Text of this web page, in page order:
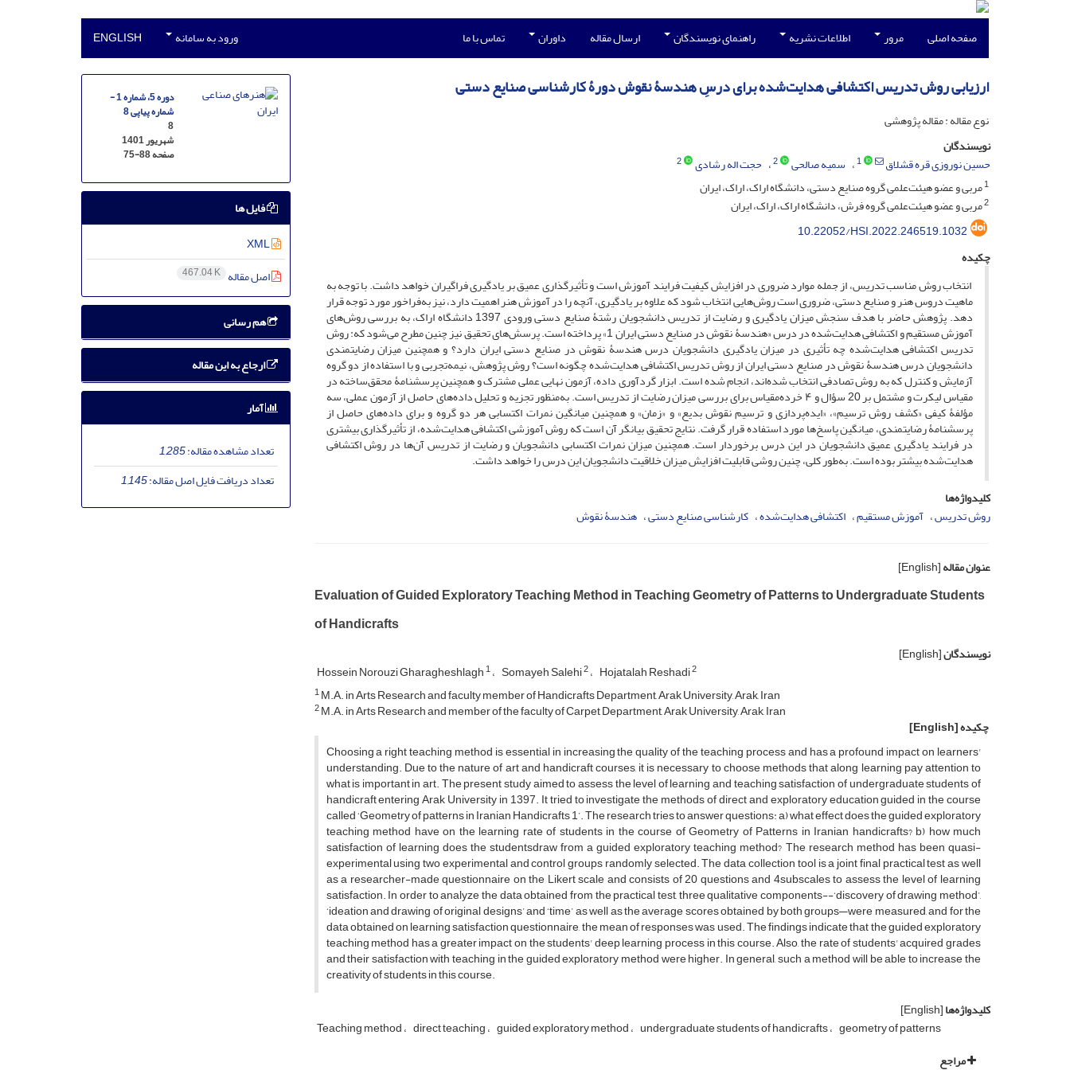
صفحه اصلی مرور اطلاعات نشریه راهنمای نویسندگان ارسال مقاله داوران تماس با ما ورود به سامانه ENGLISH
ارزیابی روش تدریس اکتشافی هدایت‌شده برای درسِ هندسۀ نقوش دورۀ کارشناسی صنایع دستی
نوع مقاله : مقاله پژوهشی
نویسندگان
حسین نوروزی قره قشلاق
1 سمیه صالحی 2 حجت اله رشادی
2
1مربی و عضو هیئت‌علمی گروه صنایع دستی، دانشگاه اراک، اراک، ایران
2مربی و عضو هیئت‌علمی گروه فرش، دانشگاه اراک، اراک، ایران
10.22052/HSI.2022.246519.1032
چکیده
انتخاب روش مناسب تدریس، از جمله موارد ضروری در افزایش کیفیت فرایند آموزش است و تأثیر‌گذاری عمیق بر یادگیری فراگیران خواهد داشت. با توجه به
ماهیت دروس هنر و صنایع دستی، ضروری است روش‌هایی انتخاب شود که علاوه بر یادگیری، آنچه را در آموز‌‌ش هنر اهمیت دارد، نیز به‌فراخور مورد توجه قرار
دهد. پژوهش حاضر با هدف سنجش میزان یادگیری و رضایت از تدریس دانشجویان رشتۀ صنایع دستی ورودی 1397 دانشگاه اراک، به بررسی روش‌های
آموزش مستقیم و اکتشافی هدایت‌شده در درس «هندسۀ نقوش در صنایع دستی ایران 1» پرداخته است. پرسش‌های تحقیق نیز چنین مطرح می‌شود که: روش
تدریس اکتشافی هدایت‌شده چه تأثیری در میزان یادگیری دانشجویان درس هندسۀ نقوش در صنایع دستی ایران دارد؟ و همچنین میزان رضایتمندی
دانشجویان درس هندسۀ نقوش در صنایع دستی ایران از روش تدریس اکتشافی هدایت‌شده چگونه است؟ روش پژوهش، نیمه‌تجربی و با استفاده از دو گروه
آزمایش و کنترل که به روش تصادفی انتخاب شده‌اند، انجام شده است. ابزار گردآوری داده، آزمون نهایی عملی مشترک و همچنین پرسشنامۀ محقق‌ساخته در
مقیاس لیکرت و مشتمل بر 20 سؤال و ۴ خرده‌مقیاس برای بررسی میزان رضایت از تدریس است. به‌منظور تجزیه و تحلیل داده‌های حاصل از آزمون عملی، سه
مؤلفۀ کیفی «کشف روش ترسیم»، «ایده‌پردازی و ترسیم نقوش بدیع» و «زمان» و همچنین میانگین نمرات اکتسابی هر دو گروه و برای داد‌ه‌های حاصل از
پرسشنامۀ رضایتمندی، میانگین پاسخ‌ها مورد استفاده قرار گرفت. نتایج تحقیق بیانگر آن است که روش آموزشی اکتشافی هدایت‌شده، از تأثیرگذاری بیشتری
در فرایند یادگیری عمیق دانشجویان در این درس برخوردار است. همچنین میزان نمرات اکتسابی دانشجویان و رضایت از تدریس آن‌ها در روش اکتشافی
هدایت‌شده بیشتر بوده است. به‌طور کلی، چنین روشی قابلیت افزایش میزان خلاقیت دانشجویان این درس را خواهد داشت.
کلیدواژه‌ها
روش تدریس آموزش مستقیم اکتشافی هدایت‌شده کارشناسی صنایع دستی هندسۀ نقوش
عنوان مقاله[English]
Evaluation of Guided Exploratory Teaching Method in Teaching Geometry of Patterns to Undergraduate Students
of Handicrafts
نویسندگان[English]
Hossein Norouzi Gharagheshlagh1 Somayeh Salehi2 Hojatalah Reshadi2
1M.A. in Arts Research and faculty member of Handicrafts Department, Arak University, Arak, Iran
2M.A. in Arts Research and member of the faculty of Carpet Department, Arak University, Arak, Iran
چکیده[English]
Choosing a right teaching method is essential in increasing the quality of the teaching process and has a profound impact on learners'
understanding. Due to the nature of art and handicraft courses, it is necessary to choose methods that along learning pay attention to
what is important in art. The present study aimed to assess the level of learning and teaching satisfaction of undergraduate students of
handicraft entering Arak University in 1397. It tried to investigate the methods of direct and exploratory education guided in the course
called ‘Geometry of patterns in Iranian Handicrafts 1’. The research tries to answer questions: a) what effect does the guided exploratory
teaching method have on the learning rate of students in the course of Geometry of Patterns in Iranian handicrafts? b) how much
satisfaction of learning does the studentsdraw from a guided exploratory teaching method? The research method has been quasi-
experimental using two experimental and control groups randomly selected. The data collection tool is a joint final practical test as well
as a researcher-made questionnaire on the Likert scale and consists of 20 questions and 4subscales to assess the level of learning
satisfaction. In order to analyze the data obtained from the practical test, three qualitative components--‘discovery of drawing method’,
‘ideation and drawing of original designs’ and ‘time’ as well as the average scores obtained by both groups—were measured, and for the
data obtained on learning satisfaction questionnaire, the mean of responses was used. The findings indicate that the guided exploratory
teaching method has a greater impact on the students' deep learning process in this course. Also, the rate of students' acquired grades
and their satisfaction with teaching in the guided exploratory method were higher. In general, such a method will be able to increase the
creativity of students in this course.
کلیدواژه‌ها[English]
Teaching method direct teaching guided exploratory method undergraduate students of handicrafts geometry of patterns
مراجع
دوره 5، شماره 1 -
شماره پیاپی 8
8
شهریور 1401
صفحه75-88
فایل ها
XML
اصل مقاله 467.04 K
هم رسانی
ارجاع به این مقاله
آمار
تعداد مشاهده مقاله:1,285
تعداد دریافت فایل اصل مقاله:1,145